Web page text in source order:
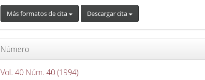
Más formatos de cita Descargar cita
Número
Vol. 40 Núm. 40 (1994)